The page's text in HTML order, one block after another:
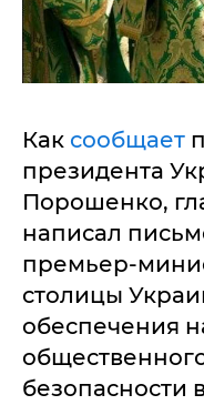
Как сообщает
президента
Порошенко,
написал
премьер-
столицы
обеспечения
безопасности